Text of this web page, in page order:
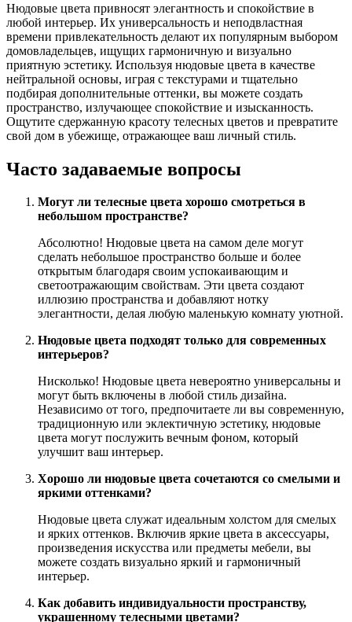
Нюдовые цвета привносят элегантность и спокойствие в
любой интерьер. Их универсальность и неподвластная
времени привлекательность делают их популярным выбором
домовладельцев, ищущих гармоничную и визуально
приятную эстетику. Используя нюдовые цвета в качестве
нейтральной основы, играя с текстурами и тщательно
подбирая дополнительные оттенки, вы можете создать
пространство, излучающее спокойствие и изысканность.
Ощутите сдержанную красоту телесных цветов и превратите
свой дом в убежище, отражающее ваш личный стиль.
Часто задаваемые вопросы
Могут ли телесные цвета хорошо смотреться в
небольшом пространстве?
Абсолютно! Нюдовые цвета на самом деле могут
сделать небольшое пространство больше и более
открытым благодаря своим успокаивающим и
светоотражающим свойствам. Эти цвета создают
иллюзию пространства и добавляют нотку
элегантности, делая любую маленькую комнату уютной.
Нюдовые цвета подходят только для современных
интерьеров?
Нисколько! Нюдовые цвета невероятно универсальны и
могут быть включены в любой стиль дизайна.
Независимо от того, предпочитаете ли вы современную,
традиционную или эклектичную эстетику, нюдовые
цвета могут послужить вечным фоном, который
улучшит ваш интерьер.
Хорошо ли нюдовые цвета сочетаются со смелыми и
яркими оттенками?
Нюдовые цвета служат идеальным холстом для смелых
и ярких оттенков. Включив яркие цвета в аксессуары,
произведения искусства или предметы мебели, вы
можете создать визуально яркий и гармоничный
интерьер.
Как добавить индивидуальности пространству,
украшенному телесными цветами?